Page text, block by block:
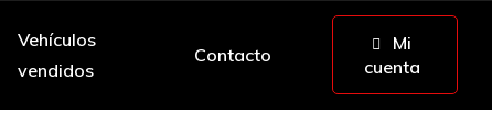
Vehículos
vendidos
Contacto
Mi
cuenta